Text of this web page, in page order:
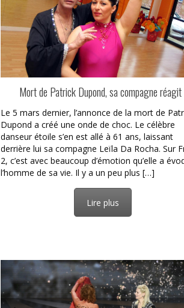
Mort de Patrick Dupond, sa compagne réagit
Le 5 mars dernier, l’annonce de la mort de
Dupond a créé une onde de choc. Le célèbre
danseur étoile s’en est allé à 61 ans, laissant
derrière lui sa compagne Leïla Da Rocha. Sur
2, c’est avec beaucoup d’émotion qu’elle a
l’homme de sa vie. Il y a un peu plus […]
Lire plus